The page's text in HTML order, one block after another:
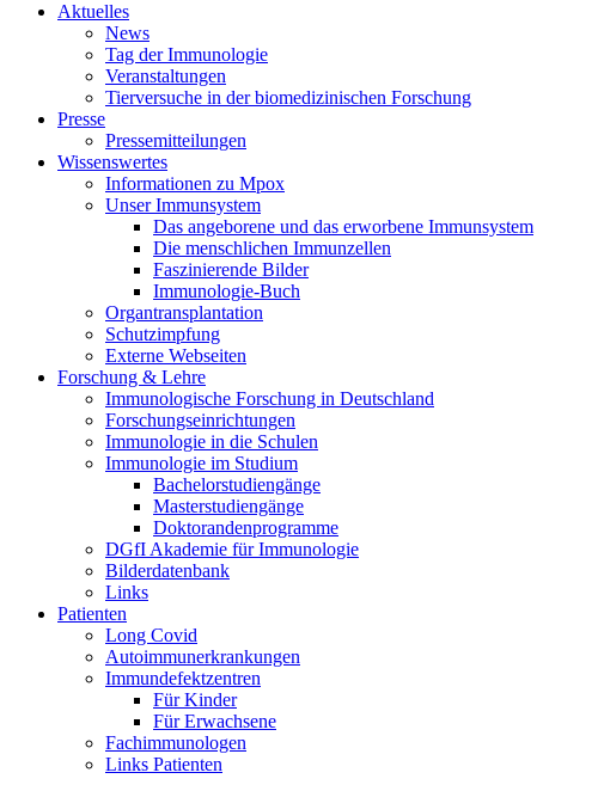
Aktuelles
News
Tag der Immunologie
Veranstaltungen
Tierversuche in der biomedizinischen Forschung
Presse
Pressemitteilungen
Wissenswertes
Informationen zu Mpox
Unser Immunsystem
Das angeborene und das erworbene Immunsystem
Die menschlichen Immunzellen
Faszinierende Bilder
Immunologie-Buch
Organtransplantation
Schutzimpfung
Externe Webseiten
Forschung & Lehre
Immunologische Forschung in Deutschland
Forschungseinrichtungen
Immunologie in die Schulen
Immunologie im Studium
Bachelorstudiengänge
Masterstudiengänge
Doktorandenprogramme
DGfI Akademie für Immunologie
Bilderdatenbank
Links
Patienten
Long Covid
Autoimmunerkrankungen
Immundefektzentren
Für Kinder
Für Erwachsene
Fachimmunologen
Links Patienten